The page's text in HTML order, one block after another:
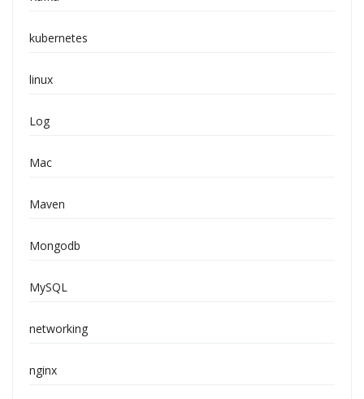
kubernetes
linux
Log
Mac
Maven
Mongodb
MySQL
networking
nginx